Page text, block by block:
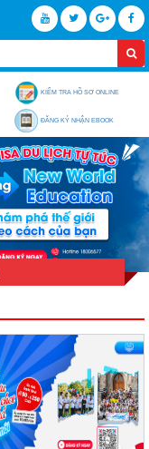
KIỂM TRA HỒ SƠ ONLINE
ĐĂNG KÝ NHẬN EBOOK